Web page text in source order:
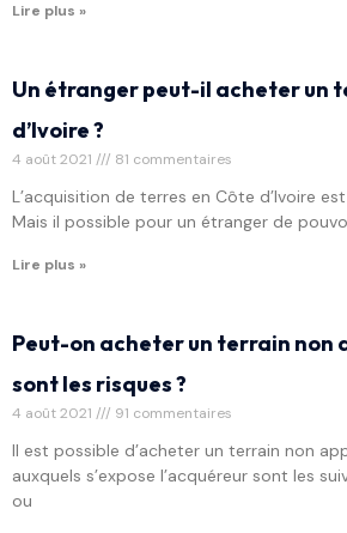
Lire plus »
Un étranger peut-il acheter un
d’Ivoire ?
4 août 2021 81 commentaires
L’acquisition de terres en Côte d’Ivoire
Mais il possible pour un étranger de
Lire plus »
Peut-on acheter un terrain non
sont les risques ?
4 août 2021 91 commentaires
Il est possible d’acheter un terrain non
auxquels s’expose l’acquéreur sont les
ou